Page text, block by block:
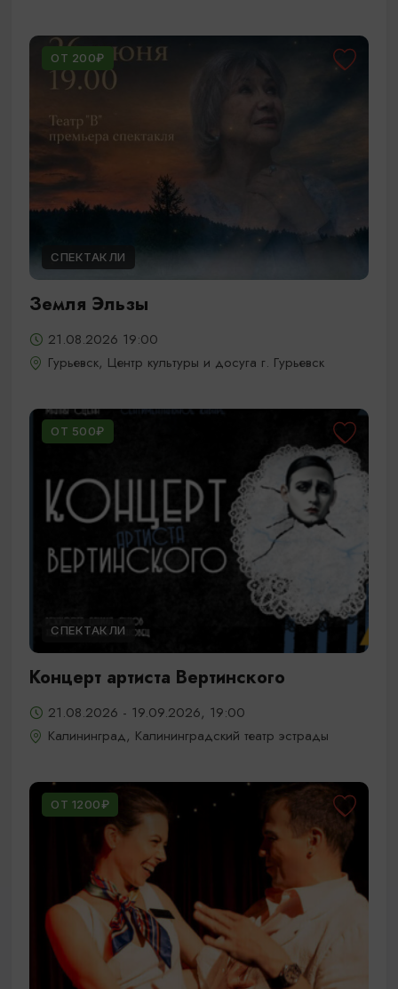
ОТ 200₽
СПЕКТАКЛИ
Земля Эльзы
21.08.2026 19:00
Гурьевск, Центр культуры и досуга г. Гурьевск
ОТ 500₽
СПЕКТАКЛИ
Концерт артиста Вертинского
21.08.2026 - 19.09.2026, 19:00
Калининград, Калининградский театр эстрады
ОТ 1200₽